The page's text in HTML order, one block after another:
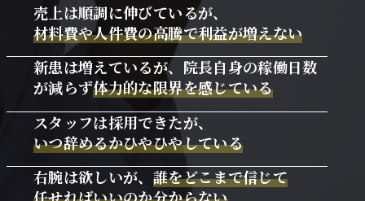
売上は順調に伸びているが、
材料費や人件費の高騰で利益が増えない
新患は増えているが、院長自身の稼働日数
が減らず体力的な限界を感じている
スタッフは採用できたが、
いつ辞めるかひやひやしている
右腕は欲しいが、 誰をどこまで信じて